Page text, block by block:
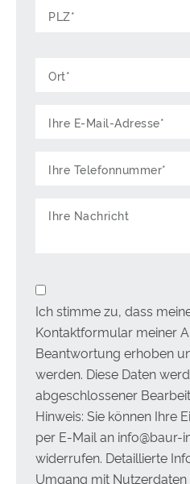
Ich stimme zu, dass
Kontaktformular meiner
Beantwortung erhoben
werden. Diese Daten
abgeschlossener
Hinweis: Sie können Ihre
per E-Mail an info@baur-
widerrufen. Detaillierte
Umgang mit Nutzerdaten